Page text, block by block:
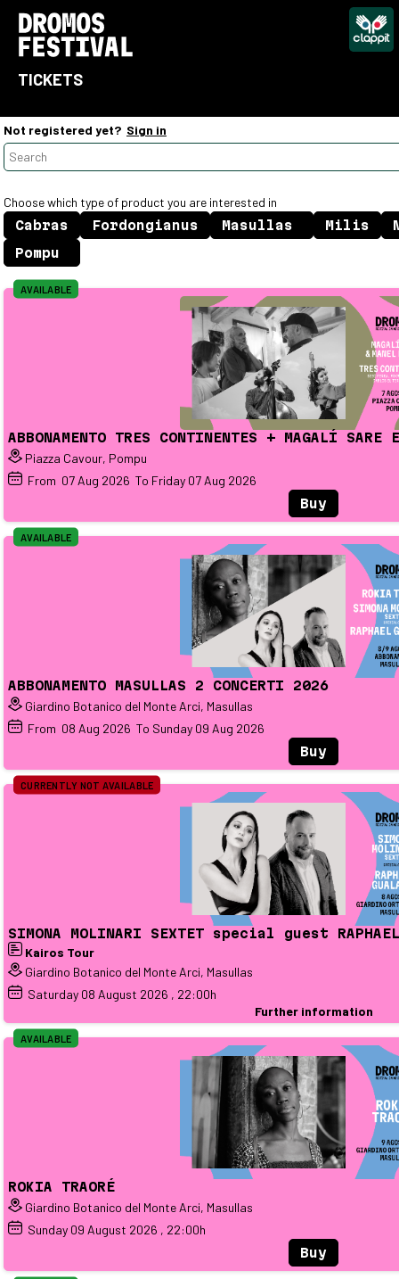
TICKETS
Not registered yet? Sign in
Choose which type of product you are interested in
ABBONAMENTO TRES CONTINENTES + MAGALÍ SARE
Piazza Cavour, Pompu
From 07 Aug 2026 To Friday 07 Aug 2026
AVAILABLE
Buy
ABBONAMENTO MASULLAS 2 CONCERTI 2026
Giardino Botanico del Monte Arci, Masullas
From 08 Aug 2026 To Sunday 09 Aug 2026
AVAILABLE
Buy
SIMONA MOLINARI SEXTET special guest
Kairos Tour
Giardino Botanico del Monte Arci, Masullas
Saturday 08 August 2026 , 22:00h
CURRENTLY NOT AVAILABLE
Further information
ROKIA TRAORÉ
Giardino Botanico del Monte Arci, Masullas
Sunday 09 August 2026 , 22:00h
AVAILABLE
Buy